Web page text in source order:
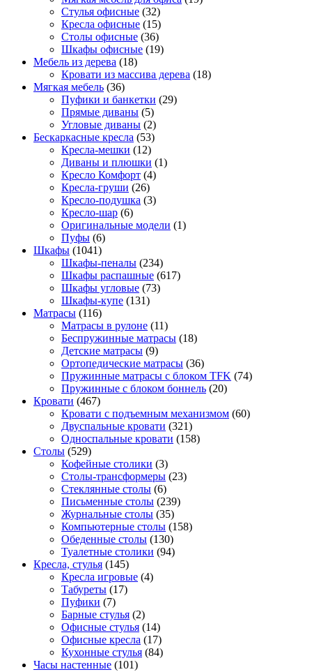
Стулья офисные (32)
Кресла офисные (15)
Столы офисные (36)
Шкафы офисные (19)
Мебель из дерева (18)
Кровати из массива дерева (18)
Мягкая мебель (36)
Пуфики и банкетки (29)
Прямые диваны (5)
Угловые диваны (2)
Бескаркасные кресла (53)
Кресла-мешки (12)
Диваны и плюшки (1)
Кресло Комфорт (4)
Кресла-груши (26)
Кресло-подушка (3)
Кресло-шар (6)
Оригинальные модели (1)
Пуфы (6)
Шкафы (1041)
Шкафы-пеналы (234)
Шкафы распашные (617)
Шкафы угловые (73)
Шкафы-купе (131)
Матрасы (116)
Матрасы в рулоне (11)
Беспружинные матрасы (18)
Детские матрасы (9)
Ортопедические матрасы (36)
Пружинные матрасы с блоком TFK (74)
Пружинные с блоком боннель (20)
Кровати (467)
Кровати с подъемным механизмом (60)
Двуспальные кровати (321)
Односпальные кровати (158)
Столы (529)
Кофейные столики (3)
Столы-трансформеры (23)
Стеклянные столы (6)
Письменные столы (239)
Журнальные столы (35)
Компьютерные столы (158)
Обеденные столы (130)
Туалетные столики (94)
Кресла, стулья (145)
Кресла игровые (4)
Табуреты (17)
Пуфики (7)
Барные стулья (2)
Офисные стулья (14)
Офисные кресла (17)
Кухонные стулья (84)
Часы настенные (101)